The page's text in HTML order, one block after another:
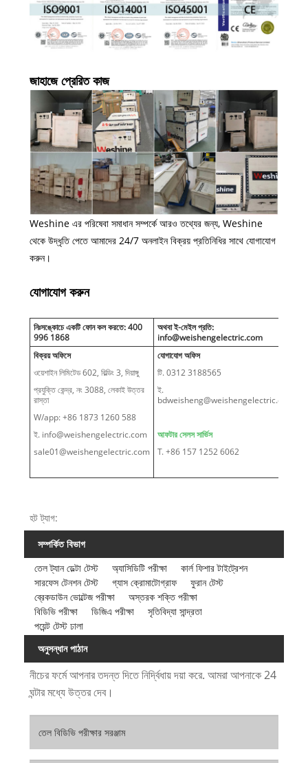
জাহাজে প্রেরিত কাজ
Weshine এর পরিষেবা সমাধান সম্পর্কে আরও তথ্যের জন্য, Weshine
থেকে উদ্ধৃতি পেতে আমাদের 24/7 অনলাইন বিক্রয় প্রতিনিধির সাথে যোগাযোগ
করুন।
যোগাযোগ করুন
নিঃসঙ্কোচে একটি ফোন কল করতে: 400
996 1868
অথবা ই-মেইল প্রতি:
info@weishengelectric.com
বিক্রয় অফিসে
ওয়েশাইন লিমিটেড 602, বিল্ডিং 3, দিয়াঙ্গু
প্রযুক্তি কেন্দ্র, নং 3088, লেকাই উত্তর
রাস্তা
W/app: +86 1873 1260 588
ই. info@weishengelectric.com
sale01@weishengelectric.com
যোগাযোগ অফিস
টি. 0312 3188565
ই.
bdweisheng@weishengelectric.com
আফটার সেলস সার্ভিস
T. +86 157 1252 6062
হট ট্যাগ:
সম্পর্কিত বিভাগ
তেল ট্যান ডেল্টা টেস্ট
অ্যাসিডিটি পরীক্ষা
কার্ল ফিশার টাইট্রেশন
সারফেস টেনশন টেস্ট
গ্যাস ক্রোমাটোগ্রাফ
ফুরান টেস্ট
ব্রেকডাউন ভোল্টেজ পরীক্ষা
অস্তরক শক্তি পরীক্ষা
বিডিভি পরীক্ষা
ডিজিএ পরীক্ষা
সৃতিবিদ্যা সান্দ্রতা
পয়েন্ট টেস্ট ঢালা
অনুসন্ধান পাঠান
নীচের ফর্মে আপনার তদন্ত দিতে নির্দ্বিধায় দয়া করে. আমরা আপনাকে 24
ঘন্টার মধ্যে উত্তর দেব।